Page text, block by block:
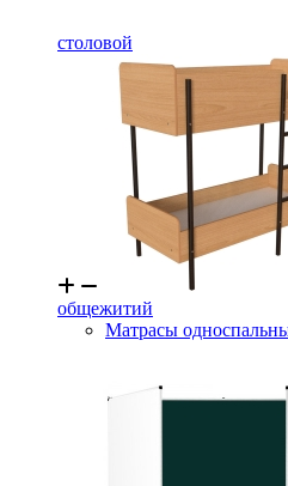
столовой
общежитий
Матрасы